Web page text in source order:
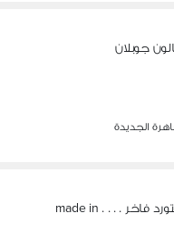
جوبلان
الجديدة
فرصه جلد مستورد فاخر . . . . made in